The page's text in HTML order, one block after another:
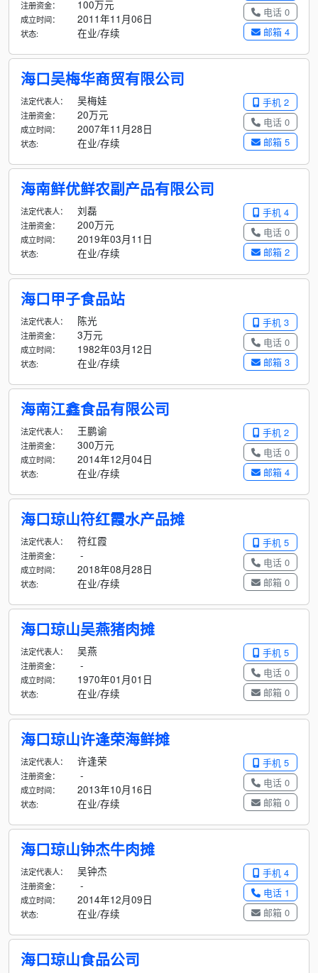
电话 0
邮箱 4
注册资金： 100万元
成立时间： 2011年11月06日
状态: 在业/存续
海口吴梅华商贸有限公司
手机 2
电话 0
邮箱 5
法定代表人： 吴梅娃
注册资金： 20万元
成立时间： 2007年11月28日
状态: 在业/存续
海南鲜优鲜农副产品有限公司
手机 4
电话 0
邮箱 2
法定代表人： 刘磊
注册资金： 200万元
成立时间： 2019年03月11日
状态: 在业/存续
海口甲子食品站
手机 3
电话 0
邮箱 3
法定代表人： 陈光
注册资金： 3万元
成立时间： 1982年03月12日
状态: 在业/存续
海南江鑫食品有限公司
手机 2
电话 0
邮箱 4
法定代表人： 王鹏谕
注册资金： 300万元
成立时间： 2014年12月04日
状态: 在业/存续
海口琼山符红霞水产品摊
手机 5
电话 0
邮箱 0
法定代表人： 符红霞
注册资金： -
成立时间： 2018年08月28日
状态: 在业/存续
海口琼山吴燕猪肉摊
手机 5
电话 0
邮箱 0
法定代表人： 吴燕
注册资金： -
成立时间： 1970年01月01日
状态: 在业/存续
海口琼山许逢荣海鲜摊
手机 5
电话 0
邮箱 0
法定代表人： 许逢荣
注册资金： -
成立时间： 2013年10月16日
状态: 在业/存续
海口琼山钟杰牛肉摊
手机 4
电话 1
邮箱 0
法定代表人： 吴钟杰
注册资金： -
成立时间： 2014年12月09日
状态: 在业/存续
海口琼山食品公司